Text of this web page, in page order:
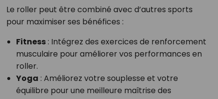
Le roller peut être combiné avec d’autres sports
pour maximiser ses bénéfices :
Fitness: Intégrez des exercices de renforcement
musculaire pour améliorer vos performances en
roller.
Yoga : Améliorez votre souplesse et votre
équilibre pour une meilleure maîtrise des